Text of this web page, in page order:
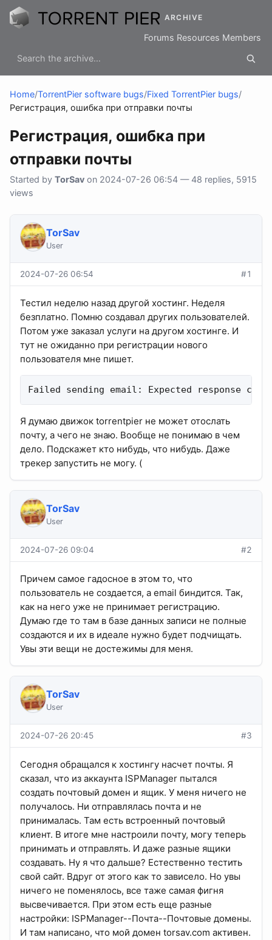
ARCHIVE
Forums Resources Members
Home/TorrentPier software bugs/Fixed TorrentPier bugs/
Регистрация, ошибка при отправки почты
Регистрация, ошибка при
отправки почты
Started by TorSav on 2024-07-26 06:54 — 48 replies, 5915
views
TorSav
User
2024-07-26 06:54 #1
Тестил неделю назад другой хостинг. Неделя
безплатно. Помню создавал других пользователей.
Потом уже заказал услуги на другом хостинге. И
тут не ожиданно при регистрации нового
пользователя мне пишет.
Failed sending email: Expected response
Я думаю движок torrentpier не может отослать
почту, а чего не знаю. Вообще не понимаю в чем
дело. Подскажет кто нибудь, что нибудь. Даже
трекер запустить не могу. (
TorSav
User
2024-07-26 09:04 #2
Причем самое гадосное в этом то, что
пользователь не создается, а email биндится. Так,
как на него уже не принимает регистрацию.
Думаю где то там в базе данных записи не полные
создаются и их в идеале нужно будет подчищать.
Увы эти вещи не достежимы для меня.
TorSav
User
2024-07-26 20:45 #3
Сегодня обращался к хостингу насчет почты. Я
сказал, что из аккаунта ISPManager пытался
создать почтовый домен и ящик. У меня ничего не
получалось. Ни отправлялась почта и не
принималась. Там есть встроенный почтовый
клиент. В итоге мне настроили почту, могу теперь
принимать и отправлять. И даже разные ящики
создавать. Ну я что дальше? Естественно тестить
свой сайт. Вдруг от этого как то зависело. Но увы
ничего не поменялось, все таже самая фигня
высвечивается. При этом есть еще разные
настройки: ISPManager--Почта--Почтовые домены.
И там написано, что мой домен torsav.com активен.